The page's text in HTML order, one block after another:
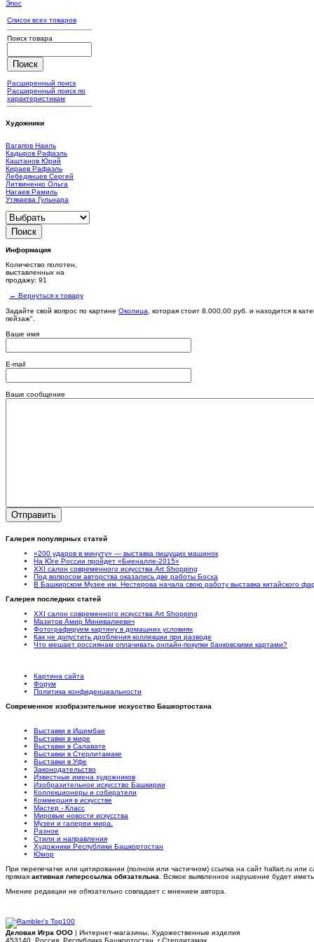
Эпос
Список всех товаров
Поиск товара
Расширенный поиск
Расширенный поиск по
характеристикам
Художники
Вагапов Наиль
Кадыров Рафаэль
Каштанов Юрий
Кираев Рафаэль
Лебедянцев Сергей
Литвиненко Ольга
Нагаев Рамиль
Утякаева Гульнара
Информация
Количество полотен,
выставленных на
продажу: 91
← Вернуться к товару
Задайте свой вопрос по картине Околица , которая стоит 8.000,00 руб. и находится в
пейзаж".
Ваше имя
E-mail
Ваше сообщение
Галерея популярных статей
«200 ударов в минуту» — выставка пишущих машинок
На Юге России пройдет «Биеналле-2015»
XXI салон современного искусства Art Shopping
Под вопросом авторства оказались две работы Босха
В Башкирском Музее им. Нестерова начала свою работу выставка китайского
Галерея последних статей
XXI салон современного искусства Art Shopping
Мазитов Амир Минивалиевич
Фотографируем картину в домашних условиях
Как не допустить дробления коллекции при разводе
Что мешает россиянам оплачивать онлайн-покупки банковскими картами?
Картина сайта
Форум
Политика конфиденциальности
Современное изобразительное искусство Башкортостана
Выставки в Ишимбае
Выставки в мире
Выставки в Салавате
Выставки в Стерлитамаке
Выставки в Уфе
Законодательство
Известные имена художников
Изобразительное искусство Башкирии
Коллекционеры и собиратели
Коммерция в искусстве
Мастер - Класс
Мировые новости искусства
Музеи и галереи мира.
Разное
Стили и направления
Художники Республики Башкортостан
Юмор
При перепечатке или цитировании (полном или частичном) ссылка на сайт hallart.ru или
прямая активная гиперссылка обязательна . Всякое выявленное нарушение будет
Мнение редакции не обязательно совпадает с мнением автора.
Деловая Игра ООО | Интернет-магазины, Художественные изделия
453140, Россия, Республика Башкортостан, г.Стерлитамак.